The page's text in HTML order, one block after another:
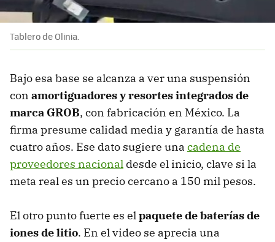
Tablero de Olinia.
Bajo esa base se alcanza a ver una suspensión
con amortiguadores y resortes integrados de
marca GROB, con fabricación en México. La
firma presume calidad media y garantía de hasta
cuatro años. Ese dato sugiere una cadena de
proveedores nacional desde el inicio, clave si la
meta real es un precio cercano a 150 mil pesos.
El otro punto fuerte es elpaquete de baterías de
iones de litio. En el video se aprecia una